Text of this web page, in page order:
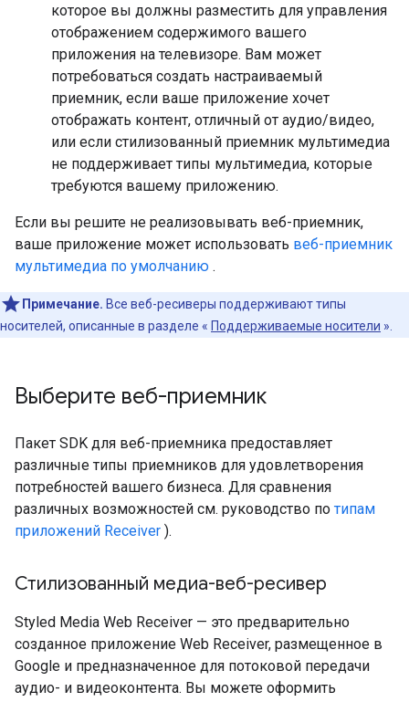
которое вы должны разместить для управления
отображением содержимого вашего
приложения на телевизоре. Вам может
потребоваться создать настраиваемый
приемник, если ваше приложение хочет
отображать контент, отличный от аудио/видео,
или если стилизованный приемник мультимедиа
не поддерживает типы мультимедиа, которые
требуются вашему приложению.
Если вы решите не реализовывать веб-приемник,
ваше приложение может использовать веб-приемник
мультимедиа по умолчанию .
Примечание. Все веб-ресиверы поддерживают типы
носителей, описанные в разделе « Поддерживаемые носители ».
Выберите веб-приемник
Пакет SDK для веб-приемника предоставляет
различные типы приемников для удовлетворения
потребностей вашего бизнеса. Для сравнения
различных возможностей см. руководство по типам
приложений Receiver ).
Стилизованный медиа-веб-ресивер
Styled Media Web Receiver — это предварительно
созданное приложение Web Receiver, размещенное в
Google и предназначенное для потоковой передачи
аудио- и видеоконтента. Вы можете оформить